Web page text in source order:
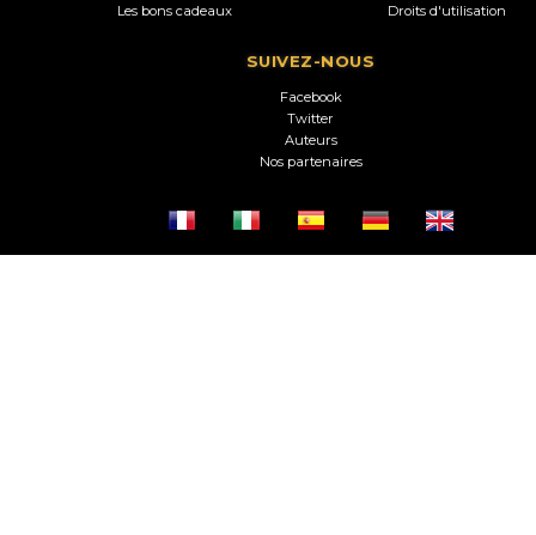
Les bons cadeaux
Droits d'utilisation
SUIVEZ-NOUS
Facebook
Twitter
Auteurs
Nos partenaires